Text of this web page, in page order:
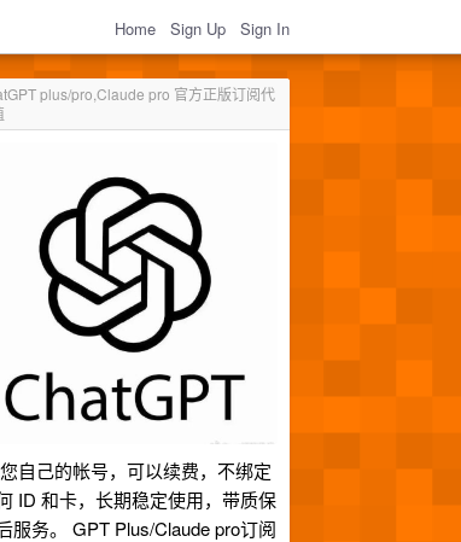
Home Sign Up Sign In
plus/pro,Claude pro 官方正版订阅代
自己的帐号，可以续费，不绑定
ID 和卡，长期稳定使用，带质保
服务。 GPT Plus/Claude pro订阅